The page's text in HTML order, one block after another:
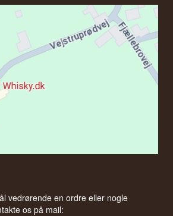
vedrørende en ordre eller nogle
os på mail: